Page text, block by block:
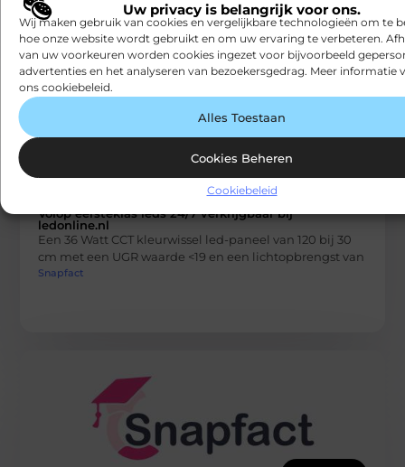
Uw privacy is belangrijk voor ons.
Wij maken gebruik van cookies en vergelijkbare technologieën om te
hoe onze website wordt gebruikt en om uw ervaring te verbeteren.
van uw voorkeuren worden cookies ingezet voor bijvoorbeeld
advertenties en het analyseren van bezoekersgedrag. Meer informatie
ons cookiebeleid.
Alles Toestaan
Cookies Beheren
Cookiebeleid
Volop eersteklas leds 24/7 verkrijgbaar bij
ledonline.nl
Een 36 Watt CCT kleurwissel led-paneel van 120 bij 30
cm met een UGR waarde <19 en een lichtopbrengst van
Snapfact